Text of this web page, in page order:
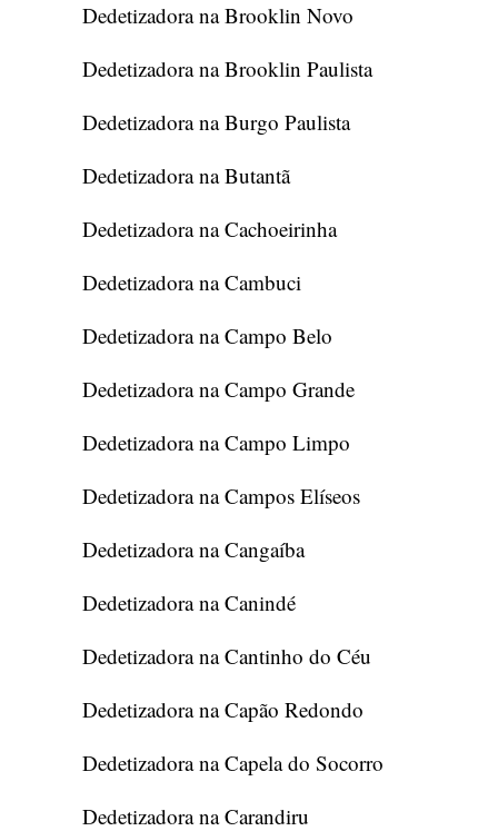
Dedetizadora na Brooklin Novo
Dedetizadora na Brooklin Paulista
Dedetizadora na Burgo Paulista
Dedetizadora na Butantã
Dedetizadora na Cachoeirinha
Dedetizadora na Cambuci
Dedetizadora na Campo Belo
Dedetizadora na Campo Grande
Dedetizadora na Campo Limpo
Dedetizadora na Campos Elíseos
Dedetizadora na Cangaíba
Dedetizadora na Canindé
Dedetizadora na Cantinho do Céu
Dedetizadora na Capão Redondo
Dedetizadora na Capela do Socorro
Dedetizadora na Carandiru